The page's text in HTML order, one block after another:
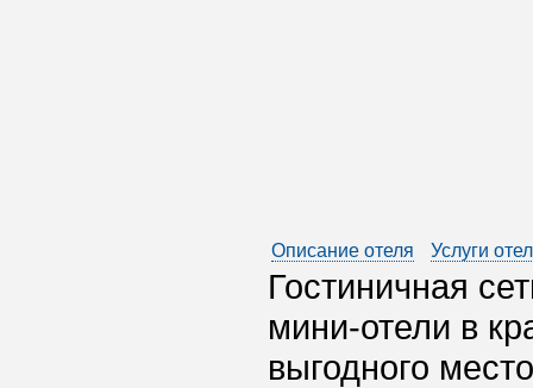
Описание отеля Услуги
Гостиничная
мини-отели в
выгодного